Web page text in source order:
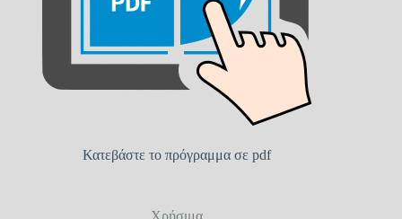
Κατεβάστε το πρόγραμμα σε pdf
Χρήσιμα